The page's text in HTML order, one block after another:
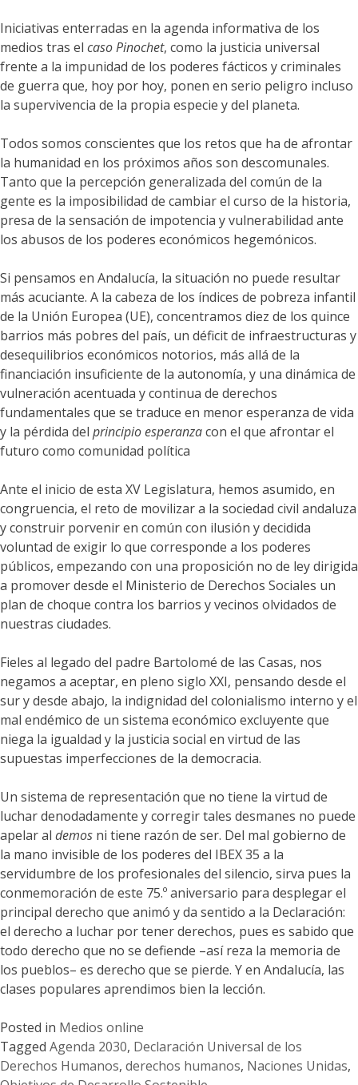
Iniciativas enterradas en la agenda informativa de los
medios tras el caso Pinochet, como la justicia universal
frente a la impunidad de los poderes fácticos y criminales
de guerra que, hoy por hoy, ponen en serio peligro incluso
la supervivencia de la propia especie y del planeta.
Todos somos conscientes que los retos que ha de afrontar
la humanidad en los próximos años son descomunales.
Tanto que la percepción generalizada del común de la
gente es la imposibilidad de cambiar el curso de la historia,
presa de la sensación de impotencia y vulnerabilidad ante
los abusos de los poderes económicos hegemónicos.
Si pensamos en Andalucía, la situación no puede resultar
más acuciante. A la cabeza de los índices de pobreza infantil
de la Unión Europea (UE), concentramos diez de los quince
barrios más pobres del país, un déficit de infraestructuras y
desequilibrios económicos notorios, más allá de la
financiación insuficiente de la autonomía, y una dinámica de
vulneración acentuada y continua de derechos
fundamentales que se traduce en menor esperanza de vida
y la pérdida del principio esperanzacon el que afrontar el
futuro como comunidad política
Ante el inicio de esta XV Legislatura, hemos asumido, en
congruencia, el reto de movilizar a la sociedad civil andaluza
y construir porvenir en común con ilusión y decidida
voluntad de exigir lo que corresponde a los poderes
públicos, empezando con una proposición no de ley dirigida
a promover desde el Ministerio de Derechos Sociales un
plan de choque contra los barrios y vecinos olvidados de
nuestras ciudades.
Fieles al legado del padre Bartolomé de las Casas, nos
negamos a aceptar, en pleno siglo XXI, pensando desde el
sur y desde abajo, la indignidad del colonialismo interno y el
mal endémico de un sistema económico excluyente que
niega la igualdad y la justicia social en virtud de las
supuestas imperfecciones de la democracia.
Un sistema de representación que no tiene la virtud de
luchar denodadamente y corregir tales desmanes no puede
apelar al demos ni tiene razón de ser. Del mal gobierno de
la mano invisible de los poderes del IBEX 35 a la
servidumbre de los profesionales del silencio, sirva pues la
conmemoración de este 75.º aniversario para desplegar el
principal derecho que animó y da sentido a la Declaración:
el derecho a luchar por tener derechos, pues es sabido que
todo derecho que no se defiende –así reza la memoria de
los pueblos– es derecho que se pierde. Y en Andalucía, las
clases populares aprendimos bien la lección.
Posted in Medios online
Tagged Agenda 2030, Declaración Universal de los
Derechos Humanos, derechos humanos, Naciones Unidas,